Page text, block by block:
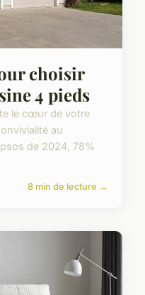
choisir
4 pieds
le cœur de votre
au
de 2024, 78%
8 min de lecture →